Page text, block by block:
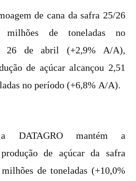
de cana da safra 25/26
milhões de toneladas no
26 de abril (+2,9% A/A),
de açúcar alcançou 2,51
no período (+6,8% A/A).
DATAGRO mantém a
de açúcar da safra
de toneladas (+10,0%